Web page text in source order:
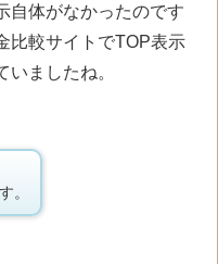
自体がなかったのです
比較サイトでTOP表示
ましたね。
。